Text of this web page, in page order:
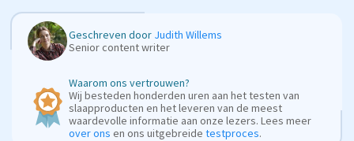
Geschreven door Judith Willems
Senior content writer
Waarom ons vertrouwen?
Wij besteden honderden uren aan het testen van
slaapproducten en het leveren van de meest
waardevolle informatie aan onze lezers. Lees meer
over ons en ons uitgebreide testproces.